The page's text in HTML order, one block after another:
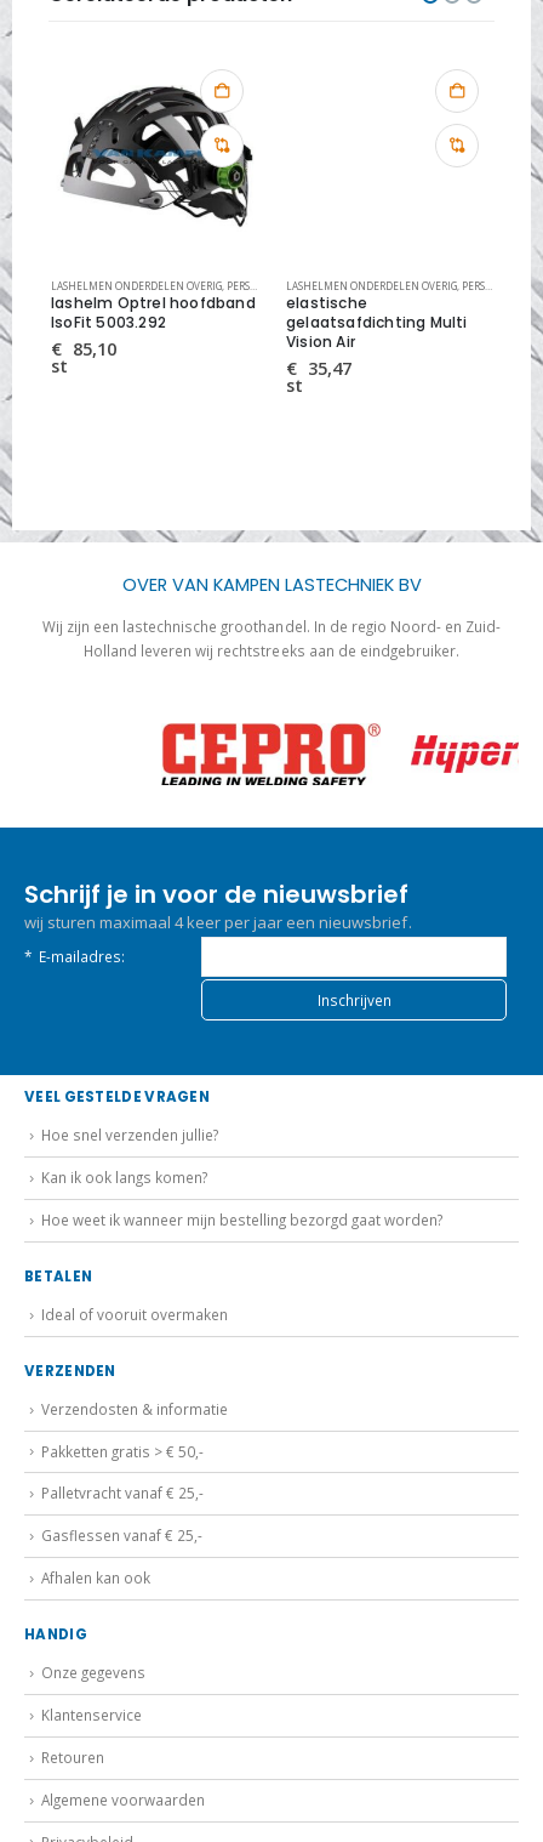
LASHELMEN ONDERDELEN OVERIG, PERSOONLIJKE VEILIGHEID
lashelm Optrel hoofdband
IsoFit 5003.292
€ 85,10
st
LASHELMEN ONDERDELEN OVERIG, PERSOONLIJKE VEILIGHEID
elastische
gelaatsafdichting Multi
Vision Air
€ 35,47
st
st
OVER VAN KAMPEN LASTECHNIEK BV
Wij zijn een lastechnische groothandel. In de regio Noord- en Zuid-
Holland leveren wij rechtstreeks aan de eindgebruiker.
wij sturen maximaal 4 keer per jaar een nieuwsbrief.
E-mailadres:
VEEL GESTELDE VRAGEN
Kan ik ook langs komen?
Hoe weet ik wanneer mijn bestelling bezorgd gaat worden?
Pakketten gratis > € 50,-
Palletvracht vanaf € 25,-
Gasflessen vanaf € 25,-
Afhalen kan ook
Klantenservice
Retouren
Algemene voorwaarden
Privacybeleid